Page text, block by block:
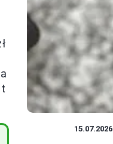
15.07.2026